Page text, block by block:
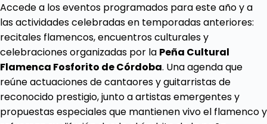
Accede a los eventos programados para este año y a
las actividades celebradas en temporadas anteriores:
recitales flamencos, encuentros culturales y
celebraciones organizadas por la Peña Cultural
Flamenca Fosforito de Córdoba. Una agenda que
reúne actuaciones de cantaores y guitarristas de
reconocido prestigio, junto a artistas emergentes y
propuestas especiales que mantienen vivo el flamenco y